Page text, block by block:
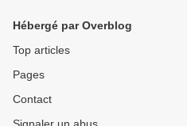
Hébergé par Overblog
Top articles
Pages
Contact